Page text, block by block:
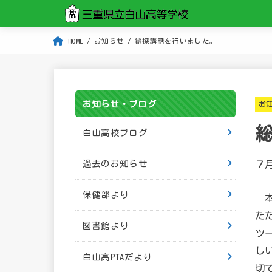
HOME お知らせ 総探講話を行いました。
お
７
本
た
ツ
し
切
お知らせ・ブログ
白山高校ブログ
過去のお知らせ
保健部より
図書館より
白山高PTAだより